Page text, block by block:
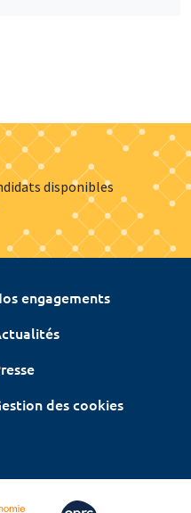
disponibles
engagements
des cookies